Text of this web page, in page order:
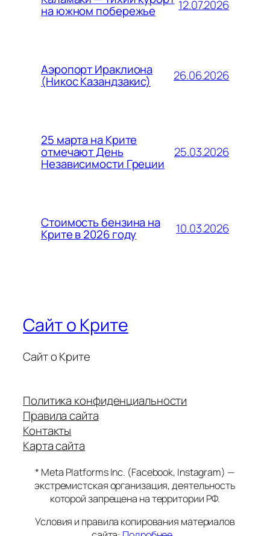
на южном побережье 12.07.2026
Аэропорт Ираклиона
(Никос Казандзакис) 26.06.2026
25 марта на Крите
отмечают День
Независимости Греции
25.03.2026
Стоимость бензина на
Крите в 2026 году 10.03.2026
Сайт о Крите
Сайт о Крите
Политика конфиденциальности
Правила сайта
Контакты
Карта сайта
* Meta Platforms Inc. (Facebook, Instagram) —
экстремистская организация, деятельность
которой запрещена на территории РФ.
Условия и правила копирования материалов